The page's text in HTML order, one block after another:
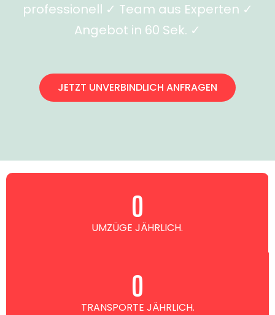
professionell ✓ Team aus Experten ✓
Angebot in 60 Sek. ✓
JETZT UNVERBINDLICH ANFRAGEN
UMZÜGE JÄHRLICH.
0
TRANSPORTE JÄHRLICH.
0